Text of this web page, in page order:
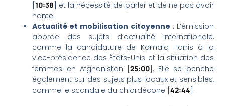
[10:38 ] et la nécessité de parler et de ne pas avoir
honte.
Actualité et mobilisation citoyenne : L’émission
aborde des sujets d’actualité internationale,
comme la candidature de Kamala Harris à la
vice-présidence des États-Unis et la situation des
femmes en Afghanistan [ 25:00 ]. Elle se penche
également sur des sujets plus locaux et sensibles,
comme le scandale du chlordécone [42:44 ].